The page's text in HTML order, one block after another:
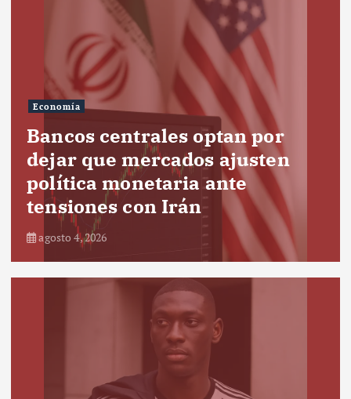
Economía
Bancos centrales optan por
dejar que mercados ajusten
política monetaria ante
tensiones con Irán
agosto 4, 2026